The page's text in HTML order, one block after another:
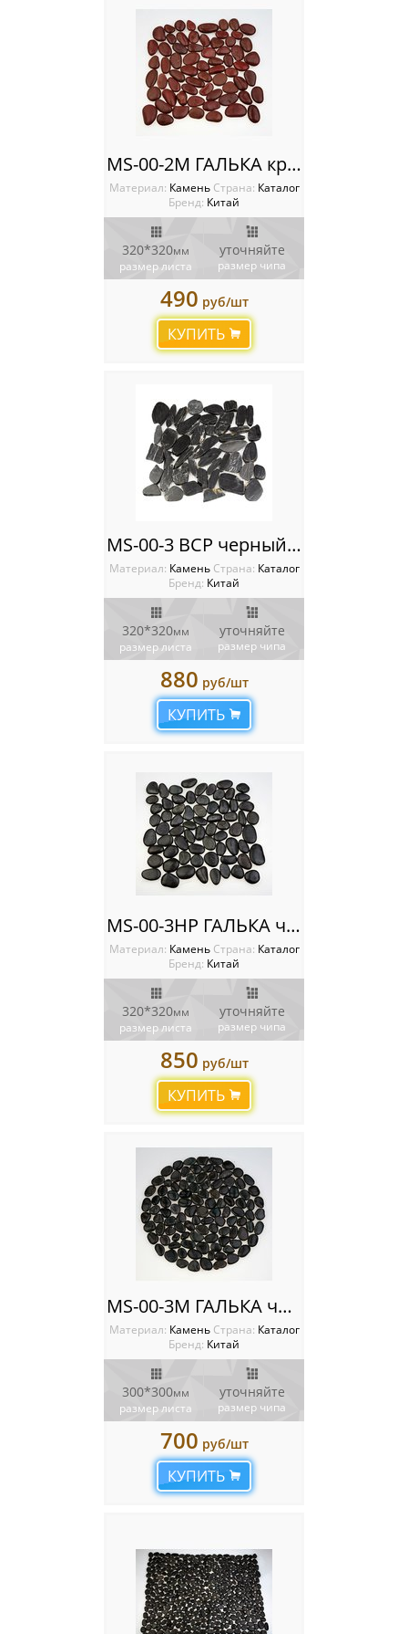
MS-00-2М ГАЛЬКА красная
Материал: Камень Cтрана: Каталог
Бренд: Китай
320*320мм
размер листа
уточняйте
размер чипа
490 руб/шт
КУПИТЬ
MS-00-3 BCP черный ГАЛЬКА овал
Материал: Камень Cтрана: Каталог
Бренд: Китай
320*320мм
размер листа
уточняйте
размер чипа
880 руб/шт
КУПИТЬ
MS-00-3HP ГАЛЬКА черный
Материал: Камень Cтрана: Каталог
Бренд: Китай
320*320мм
размер листа
уточняйте
размер чипа
850 руб/шт
КУПИТЬ
MS-00-3M ГАЛЬКА черный на КРУГЕ
Материал: Камень Cтрана: Каталог
Бренд: Китай
300*300мм
размер листа
уточняйте
размер чипа
700 руб/шт
КУПИТЬ